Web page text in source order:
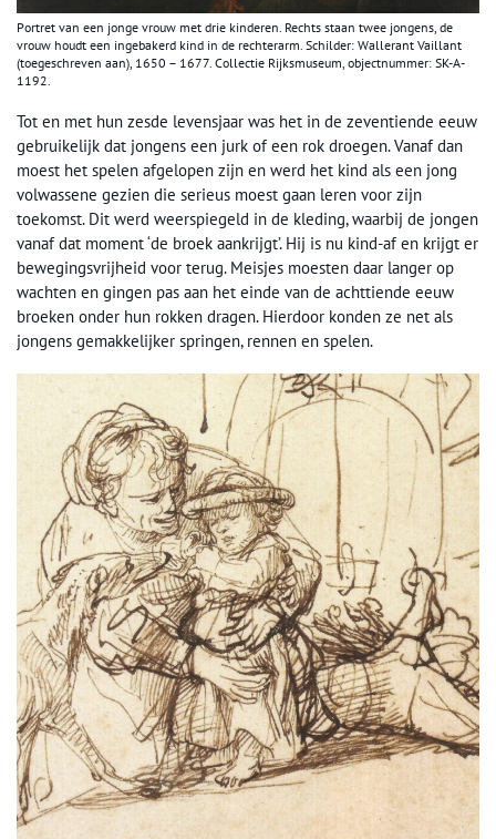
Portret van een jonge vrouw met drie kinderen. Rechts staan twee jongens, de
vrouw houdt een ingebakerd kind in de rechterarm. Schilder: Wallerant Vaillant
(toegeschreven aan), 1650 – 1677. Collectie Rijksmuseum, objectnummer: SK-A-
1192.
Tot en met hun zesde levensjaar was het in de zeventiende eeuw
gebruikelijk dat jongens een jurk of een rok droegen. Vanaf dan
moest het spelen afgelopen zijn en werd het kind als een jong
volwassene gezien die serieus moest gaan leren voor zijn
toekomst. Dit werd weerspiegeld in de kleding, waarbij de jongen
vanaf dat moment ‘de broek aankrijgt’. Hij is nu kind-af en krijgt er
bewegingsvrijheid voor terug. Meisjes moesten daar langer op
wachten en gingen pas aan het einde van de achttiende eeuw
broeken onder hun rokken dragen. Hierdoor konden ze net als
jongens gemakkelijker springen, rennen en spelen.